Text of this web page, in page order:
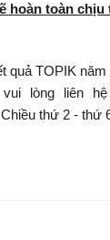
hoàn toàn chịu
quả TOPIK năm
lòng liên hệ
thứ 2 - thứ